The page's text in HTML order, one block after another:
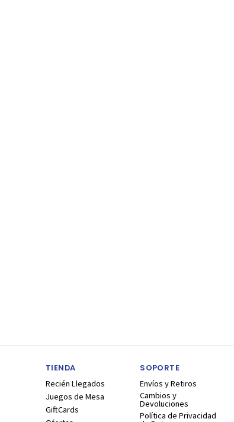
TIENDA
Recién Llegados
Juegos de Mesa
GiftCards
SOPORTE
Envíos y Retiros
Cambios y
Devoluciones
Política de Privacidad